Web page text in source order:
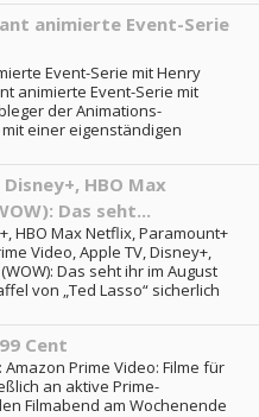
animierte Event-Serie
Event-Serie mit Henry
animierte Event-Serie mit
der Animations-
einer eigenständigen
HBO Max
Das seht...
HBO Max Netflix, Paramount+
Video, Apple TV, Disney+,
Das seht ihr im August
von „Ted Lasso“ sicherlich
Cent
Prime Video: Filme für
an aktive Prime-
Filmabend am Wochenende